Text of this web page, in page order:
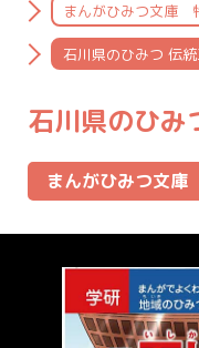
まんがひみつ文庫
石川県のひみつ 伝
石川県のひみ
まんがひみつ文